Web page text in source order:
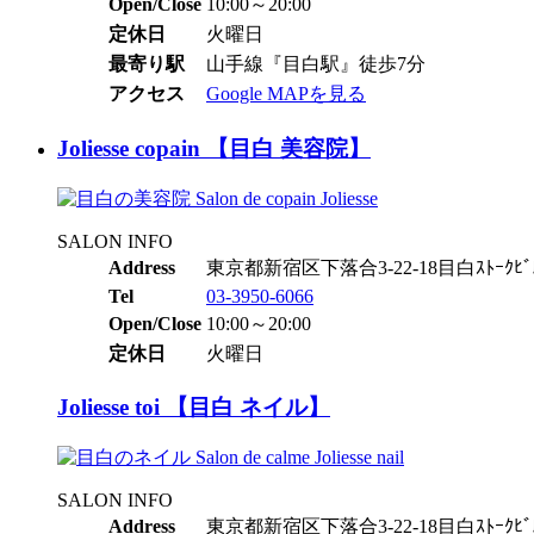
Open/Close 10:00～20:00
定休日
火曜日
最寄り駅
山手線『目白駅』徒歩7分
アクセス
Google MAPを見る
Joliesse copain 【目白 美容院】
SALON INFO
Address
東京都新宿区下落合3-22-18目白ｽﾄｰｸﾋ
Tel
03-3950-6066
Open/Close 10:00～20:00
定休日
火曜日
Joliesse toi 【目白 ネイル】
SALON INFO
Address
東京都新宿区下落合3-22-18目白ｽﾄｰｸﾋ